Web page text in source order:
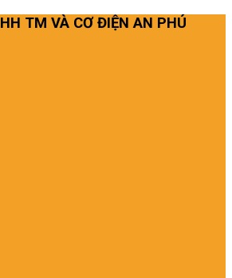
TM VÀ CƠ ĐIỆN AN PHÚ